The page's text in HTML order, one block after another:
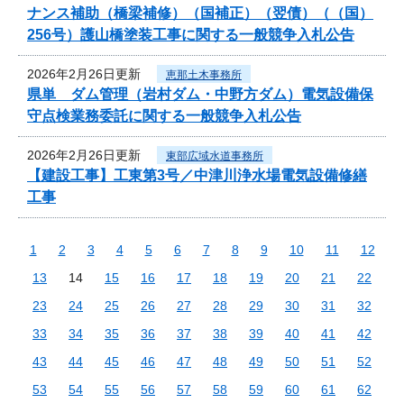
ナンス補助（橋梁補修）（国補正）（翌債）（（国）
256号）護山橋塗装工事に関する一般競争入札公告
2026年2月26日更新 恵那土木事務所
県単 ダム管理（岩村ダム・中野方ダム）電気設備保
守点検業務委託に関する一般競争入札公告
2026年2月26日更新 東部広域水道事務所
【建設工事】工東第3号／中津川浄水場電気設備修繕
工事
1 2 3 4 5 6 7 8 9 10 11
12
13
14 15 16 17 18 19 20 21
22
23
24 25 26 27 28 29 30 31
32
33
34 35 36 37 38 39 40 41
42
43
44 45 46 47 48 49 50 51
52
53
54 55 56 57 58 59 60 61
62